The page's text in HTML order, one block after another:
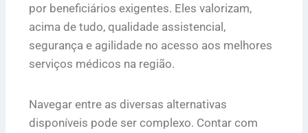
por beneficiários exigentes. Eles valorizam,
acima de tudo, qualidade assistencial,
segurança e agilidade no acesso aos melhores
serviços médicos na região.
Navegar entre as diversas alternativas
disponíveis pode ser complexo. Contar com